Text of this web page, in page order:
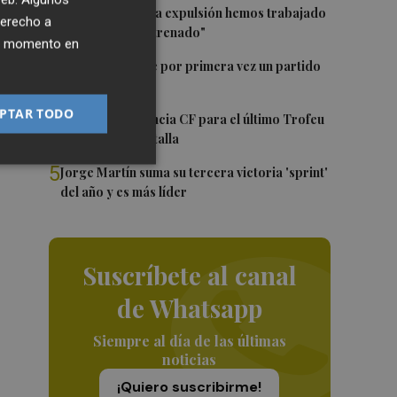
2
Pepelu: "Hasta la expulsión hemos trabajado
como hemos entrenado"
Kiat Lim preside por primera vez un partido
4El once del Valencia CF para el último Trofeu
Taronja de Mestalla
5Jorge Martín suma su tercera victoria 'sprint'
del año y es más líder
Suscríbete al canal
de Whatsapp
Siempre al día de las últimas
noticias
¡Quiero suscribirme!
a
momento en
TODO